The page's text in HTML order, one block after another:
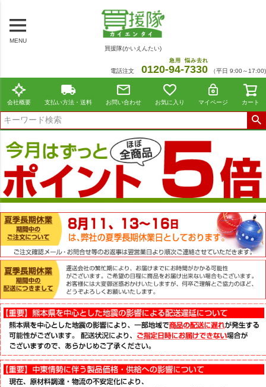
MENU
買援隊(かいえんたい)
電話注文 0120-94
急用
-7330
悩み去れ
（平日 9:00～17:00)
会社概要 支払い方法・送料 お問い合わせ お気に入り マイページ カート